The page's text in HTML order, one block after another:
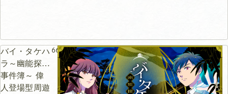
バイ・タケハ
ラ～幽能探偵
事件簿～ 偉
人登場型周遊
66m